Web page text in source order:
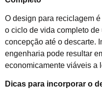
O design para reciclagem
o ciclo de vida completo de
concepção até o descarte.
engenharia pode resultar
economicamente viáveis a
Dicas para incorporar o